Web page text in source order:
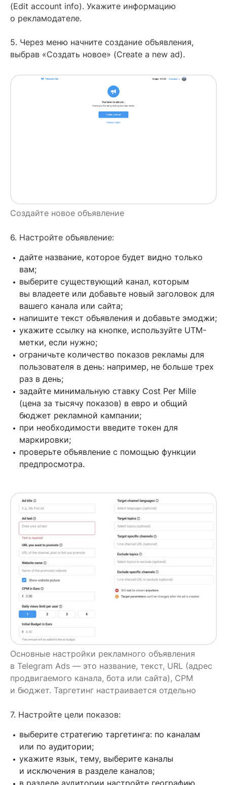
(Edit account info). Укажите информацию
о рекламодателе.
5. Через меню начните создание объявления,
выбрав «Создать новое» (Create a new ad).
Создайте новое объявление
6. Настройте объявление:
дайте название, которое будет видно только
вам;
выберите существующий канал, которым
вы владеете или добавьте новый заголовок для
вашего канала или сайта;
напишите текст объявления и добавьте эмоджи;
укажите ссылку на кнопке, используйте UTM-
метки, если нужно;
ограничьте количество показов рекламы для
пользователя в день: например, не больше трех
раз в день;
задайте минимальную ставку Cost Per Mille
(цена за тысячу показов) в евро и общий
бюджет рекламной кампании;
при необходимости введите токен для
маркировки;
проверьте объявление с помощью функции
предпросмотра.
Основные настройки рекламного объявления
в Telegram Ads — это название, текст, URL (адрес
продвигаемого канала, бота или сайта), CPM
и бюджет. Таргетинг настраивается отдельно
7. Настройте цели показов:
выберите стратегию таргетинга: по каналам
или по аудитории;
укажите язык, тему, выберите каналы
и исключения в разделе каналов;